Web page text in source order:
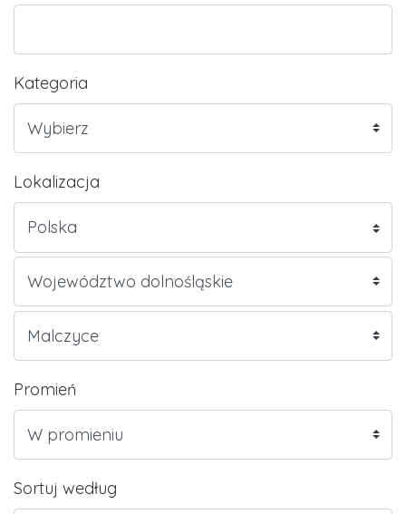
Kategoria
Lokalizacja
Promień
Sortuj według